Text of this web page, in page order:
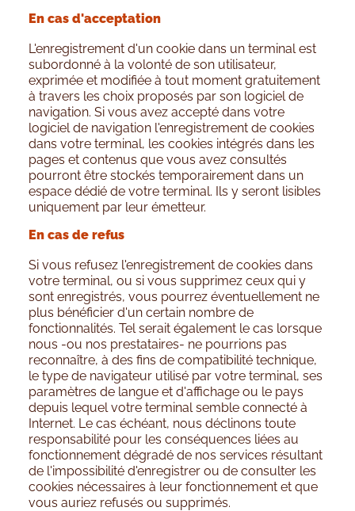
En cas d'acceptation
L'enregistrement d'un cookie dans un terminal est
subordonné à la volonté de son utilisateur,
exprimée et modifiée à tout moment gratuitement
à travers les choix proposés par son logiciel de
navigation. Si vous avez accepté dans votre
logiciel de navigation l'enregistrement de cookies
dans votre terminal, les cookies intégrés dans les
pages et contenus que vous avez consultés
pourront être stockés temporairement dans un
espace dédié de votre terminal. Ils y seront lisibles
uniquement par leur émetteur.
En cas de refus
Si vous refusez l'enregistrement de cookies dans
votre terminal, ou si vous supprimez ceux qui y
sont enregistrés, vous pourrez éventuellement ne
plus bénéficier d'un certain nombre de
fonctionnalités. Tel serait également le cas lorsque
nous -ou nos prestataires- ne pourrions pas
reconnaître, à des fins de compatibilité technique,
le type de navigateur utilisé par votre terminal, ses
paramètres de langue et d'affichage ou le pays
depuis lequel votre terminal semble connecté à
Internet. Le cas échéant, nous déclinons toute
responsabilité pour les conséquences liées au
fonctionnement dégradé de nos services résultant
de l'impossibilité d'enregistrer ou de consulter les
cookies nécessaires à leur fonctionnement et que
vous auriez refusés ou supprimés.